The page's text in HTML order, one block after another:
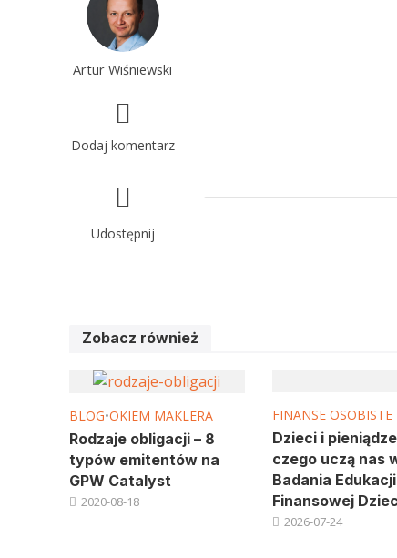
Artur Wiśniewski
Dodaj komentarz
Udostępnij
Zobacz również
BLOG•OKIEM MAKLERA
Rodzaje obligacji – 8
typów emitentów na
GPW Catalyst
2020-08-18
FINANSE OSOBISTE
Dzieci i
czego uczą nas
Badania Edukacji
Finansowej
2026-07-24